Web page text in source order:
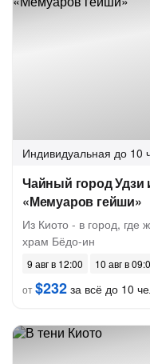
Индивидуальная до 10
Чайный город Удзи
«Мемуаров гейши»
Из Киото - в город, где
храм Бёдо-ин
9 авг в 12:00
10 авг в
от$232 за всё до 10